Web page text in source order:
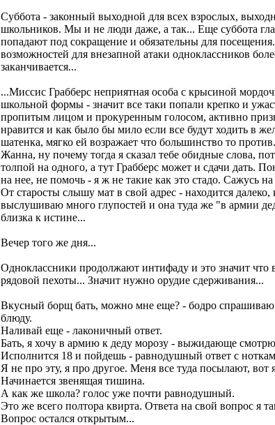
Суббота - законный выходной для всех взрослых,
школьников. Мы и не люди даже, а так... Еще суббота
попадают под сокращение и обязательны для
возможностей для внезапной атаки одноклассников
заканчивается...
...Миссис Грабберс неприятная особа с крысиной
школьной формы - значит все таки попали крепко и
пропитым лицом и прокуренным голосом, активно
нравится и как было бы мило если все будут ходить в
шатенка, мягко ей возражает что большинство то
Жанна, ну почему тогда я сказал тебе обидные слова,
толпой на одного, а тут Грабберс может и сдачи дать.
на нее, не помочь - я ж не такие как это стадо. Сажусь
От старосты слышу мат в свой адрес - находится далеко,
выслушиваю много глупостей и она туда же "в армии
близка к истине...
Вечер того же дня...
Одноклассники продолжают интифаду и это значит что
рядовой пехоты... Значит нужно орудие сдерживания...
Вкусный борщ бать, можно мне еще? - бодро спрашиваю
блюду.
Наливай еще - лаконичный ответ.
Бать, я хочу в армию к деду морозу - выжидающе смотрю
Исполнится 18 и пойдешь - равнодушный ответ с
Я не про эту, я про другое. Меня все туда посылают,
Начинается звенящая тишина.
А как же школа? голос уже почти равнодушный.
Это же всего полтора квирта. Ответа на свой вопрос я
Вопрос остался открытым...